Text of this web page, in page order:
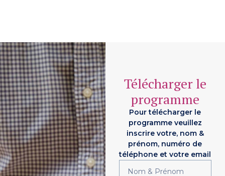
Télécharger le
programme
Pour télécharger le
programme veuillez
inscrire votre, nom &
prénom, numéro de
téléphone et votre email